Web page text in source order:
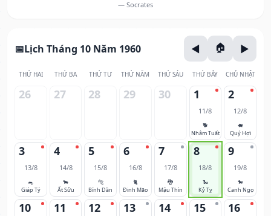
— Socrates
Lịch Tháng 10 Năm 1960
THỨ HAI THỨ BA THỨ TƯ THỨ NĂM THỨ SÁU THỨ BẢY CHỦ NHẬT
26 27 28 29 30 1
11/8
🐕
Nhâm Tuất
2
12/8
🐖
Quý Hợi
3
13/8
🐀
Giáp Tý
4
14/8
🐂
Ất Sửu
5
15/8
🐅
Bính Dần
6
16/8
🐈
Đinh Mão
7
17/8
🐉
Mậu Thìn
8
18/8
🐍
Kỷ Tỵ
9
19/8
🐎
Canh Ngọ
10 11 12 13 14 15 16